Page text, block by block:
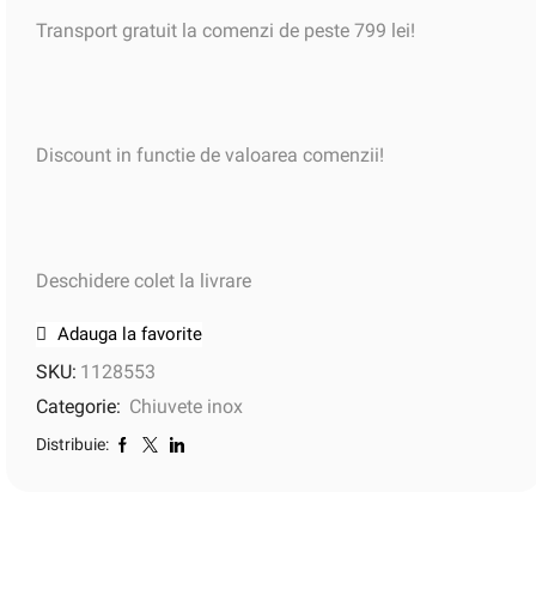
Transport gratuit la comenzi de peste 799 lei!
Discount in functie de valoarea comenzii!
Deschidere colet la livrare
Adauga la favorite
SKU: 1128553
Categorie: Chiuvete inox
Distribuie: